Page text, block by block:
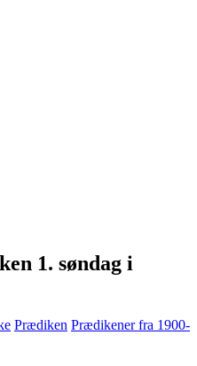
1. søndag i
Prædiken Prædikener fra 1900-